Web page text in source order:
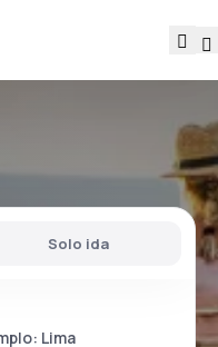
Solo ida